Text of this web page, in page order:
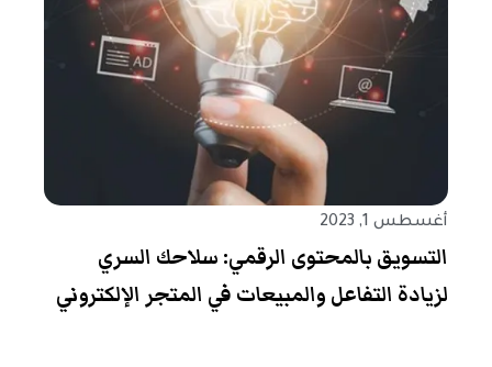
أغسطس 1, 2023
التسويق بالمحتوى الرقمي: سلاحك السري
لزيادة التفاعل والمبيعات في المتجر الإلكتروني